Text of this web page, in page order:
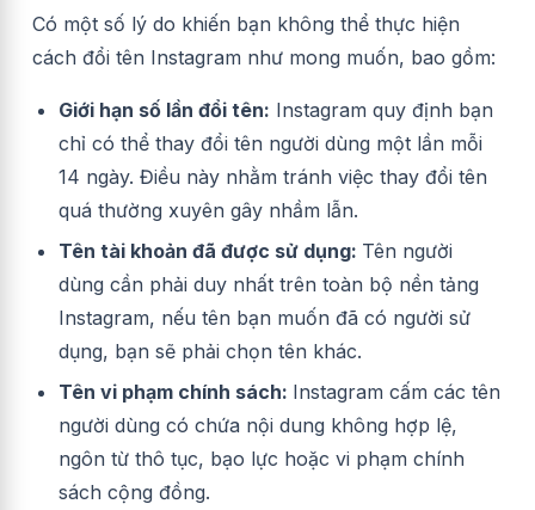
Có một số lý do khiến bạn không thể thực hiện
cách đổi tên Instagram như mong muốn, bao gồm:
Giới hạn số lần đổi tên: Instagram quy định bạn
chỉ có thể thay đổi tên người dùng một lần mỗi
14 ngày. Điều này nhằm tránh việc thay đổi tên
quá thường xuyên gây nhầm lẫn.
Tên tài khoản đã được sử dụng: Tên người
dùng cần phải duy nhất trên toàn bộ nền tảng
Instagram, nếu tên bạn muốn đã có người sử
dụng, bạn sẽ phải chọn tên khác.
Tên vi phạm chính sách: Instagram cấm các tên
người dùng có chứa nội dung không hợp lệ,
ngôn từ thô tục, bạo lực hoặc vi phạm chính
sách cộng đồng.